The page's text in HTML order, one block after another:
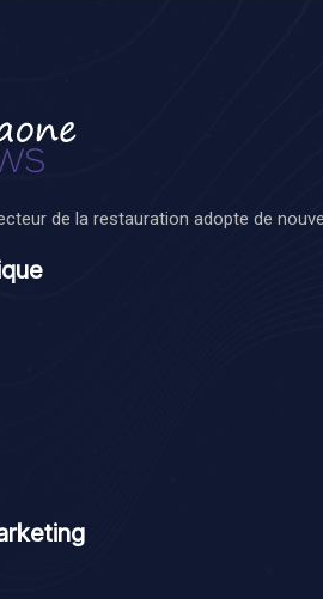
de la restauration adopte de